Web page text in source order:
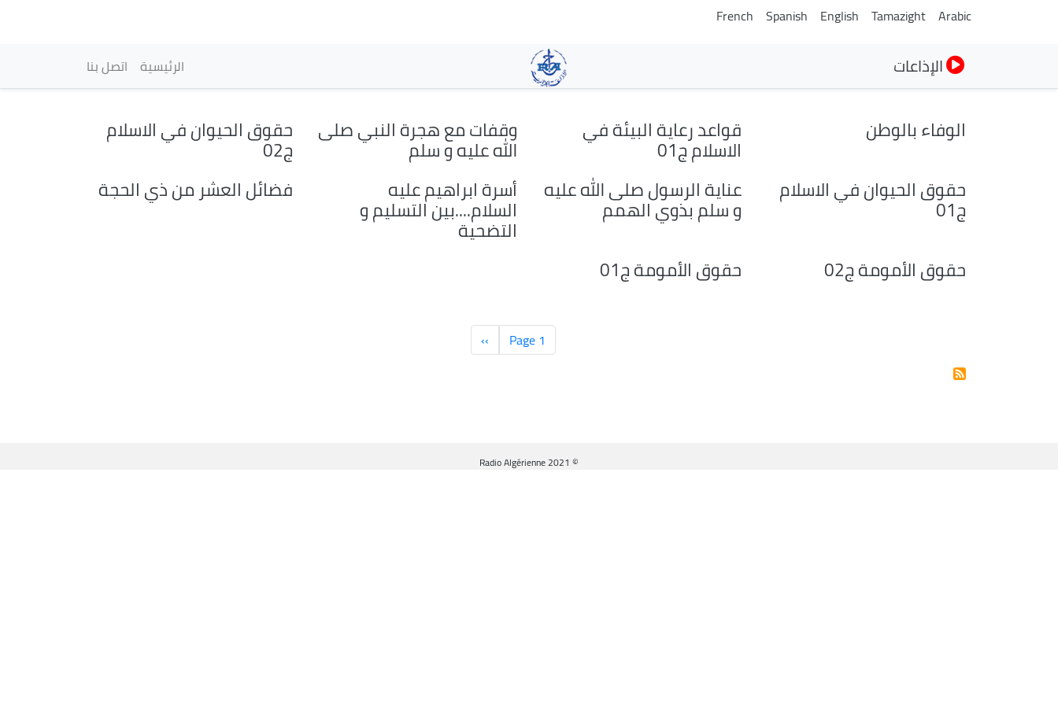
Arabic
Tamazight
English
Spanish
French
الإذاعات principale
الرئيسية اتصل بنا
الوفاء بالوطن قواعد رعاية البيئة في
الاسلام ج01
وقفات مع هجرة النبي صلى
الله عليه و سلم
حقوق الحيوان في الاسلام
ج02
حقوق الحيوان في الاسلام
ج01
عناية الرسول صلى الله عليه
و سلم بذوي الهمم
أسرة ابراهيم عليه
السلام....بين التسليم و
التضحية
فضائل العشر من ذي الحجة
حقوق الأمومة ج02 حقوق الأمومة ج01
Page 1 الصفحة
التالية
››
© Radio Algérienne 2021